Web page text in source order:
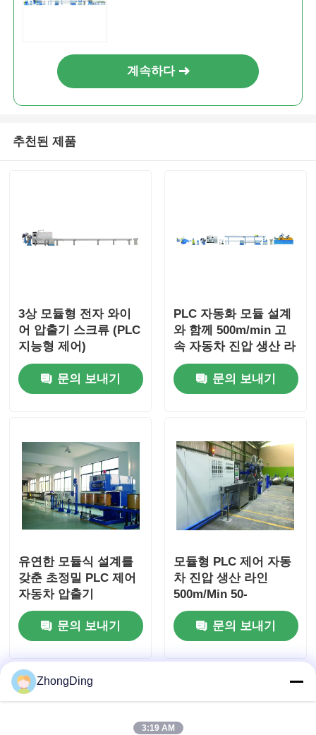
계속하다
추천된 제품
3상 모듈형 전자 와이
어 압출기 스크류 (PLC
지능형 제어)
문의 보내기
PLC 자동화 모듈 설계
와 함께 500m/min 고
속 자동차 진압 생산 라
인
문의 보내기
유연한 모듈식 설계를
갖춘 초정밀 PLC 제어
자동차 압출기
문의 보내기
모듈형 PLC 제어 자동
차 진압 생산 라인
500m/Min 50-
1000Kg/H
문의 보내기
ZhongDing
3:19 AM